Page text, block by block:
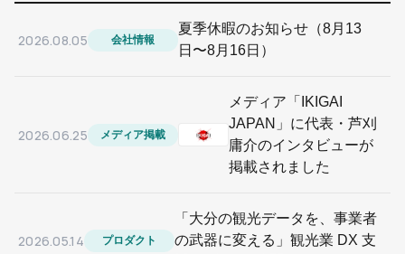
2026.08.05 会社情報
夏季休暇のお知らせ（8月13
日〜8月16日）
2026.06.25 メディア掲載
メディア「IKIGAI
JAPAN」に代表・芦刈
庸介のインタビューが
掲載されました
2026.05.14 プロダクト
「大分の観光データを、事業者
の武器に変える」観光業 DX 支